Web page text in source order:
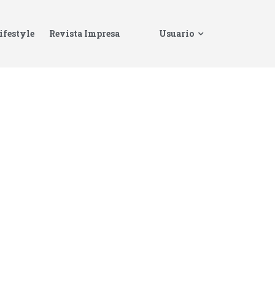
Revista Impresa Usuario